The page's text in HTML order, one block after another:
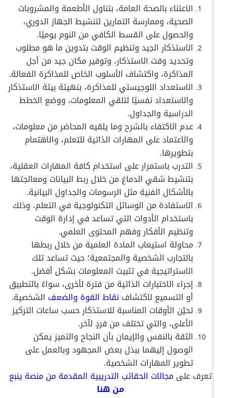
الاعتناء بالصحة العامة، بتناول الأطعمة والمشروبات
الصحية، وممارسة التمارين لتنشيط الجهاز الدوري،
والحصول على القسط الكافي من النوم يوميًا.
الاستذكار الجيد وتنظيم الوقت بتدوين ما هو مطلوب
وتحديد وقت الاستذكار، وتوفير مكان جيد من أجل
المذاكرة، واكتشاف الأسلوب الخاص للمذاكرة الفعالة.
الاستعداد اللوجيستي للمذاكرة، بتهيئة بيئة الاستذكار
والاستعداد نفسيًا لتلقي المعلومات، ووضع الخطط
الدراسية والجداول.
عدم الاكتفاء بالشرح وما يلقيه المحاضر من معلومات،
والاعتماد على المهارات الذاتية للتعلم، والاهتمام
بتطويرها.
التدرب باستمرار على استخدام كافة المهارات العقلية،
بتنشيط شقي الدماغ من خلال ربط البيانات ومعالجتها
بالأشكال الفنية مثل الرسومات والجداول البيانية.
الاستفادة من الوسائل التكنولوجية في التعلم، وذلك
باستخدام الأدوات التي تساعد في إدارة الوقت
وتنظيم الأفكار وفهم المحتوى العلمي.
محاولة استيعاب المادة العلمية من خلال ربطها
بالتجارب الشخصية والمجتمعية؛ حيث تساعد تلك
الاستراتيجية في تثبيت المعلومات بشكل أفضل.
إجراء الاختبارات الذاتية من فترة لأخرى، سواءً بالتطبيق
أو التسميع لاكتشافنقاط القوة والضعفالشخصية.
تحيّن الأوقات المناسبة للاستذكار حسب ساعات التركيز
الأعلى، والتي تختلف من فردٍ لآخر.
الثقة بالنفس والإيمان بأن النجاح والتميز يمكن
الوصول إليهما ببذل بعض المجهود وبالعمل على
تطوير المهارات الشخصية.
تعرفعلىمجالاتالحقائب التدريبيةالمقدمةمنمنصةينبع
هنا